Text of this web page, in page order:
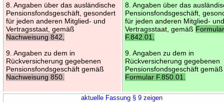
8. Angaben über das ausländische
Pensionsfondsgeschäft, gesondert
für jeden anderen Mitglied- und
Vertragsstaat, gemäß
Nachweisung 842,
9. Angaben zu dem in
Rückversicherung gegebenen
Pensionsfondsgeschäft gemäß
Nachweisung 850.
8. Angaben über das
Pensionsfondsgeschäft,
für jeden anderen Mitglied-
Vertragsstaat, gemäß
F.842.01,
9. Angaben zu dem in
Rückversicherung gegebenen
Pensionsfondsgeschäft gemäß
Formular F.850.01.
aktuelle Fassung § 9 zeigen